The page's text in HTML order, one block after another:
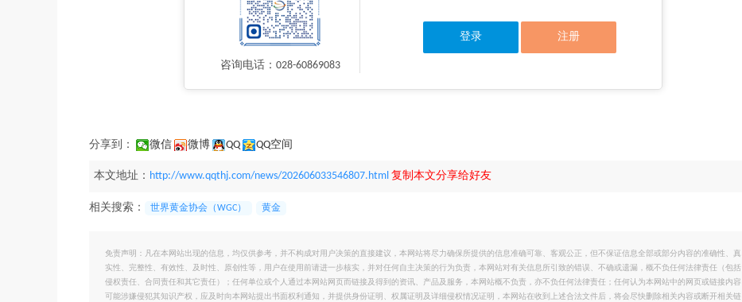
咨询电话：028-60869083
登录 注册
分享到： 微信 微博 QQ QQ空间
本文地址： http://www.qqthj.com/news/202606033546807.html 复制本文分享给好友
相关搜索： 世界黄金协会（WGC） 黄金
免责声明：凡在本网站出现的信息，均仅供参考，并不构成对用户决策的直接建议，本网站将尽力确保所提供的信息准确可靠、客观公正，但不保证信息全部或部分内容的准确性、真
实性、完整性、有效性、及时性、原创性等，用户在使用前请进一步核实，并对任何自主决策的行为负责，本网站对有关信息所引致的错误、不确或遗漏，概不负任何法律责任（包括
侵权责任、合同责任和其它责任）；任何单位或个人通过本网站网页而链接及得到的资讯、产品及服务，本网站概不负责，亦不负任何法律责任；任何认为本网站中的网页或链接内容
可能涉嫌侵犯其知识产权，应及时向本网站提出书面权利通知，并提供身份证明、权属证明及详细侵权情况证明，本网站在收到上述合法文件后，将会尽快删除相关内容或断开相关链